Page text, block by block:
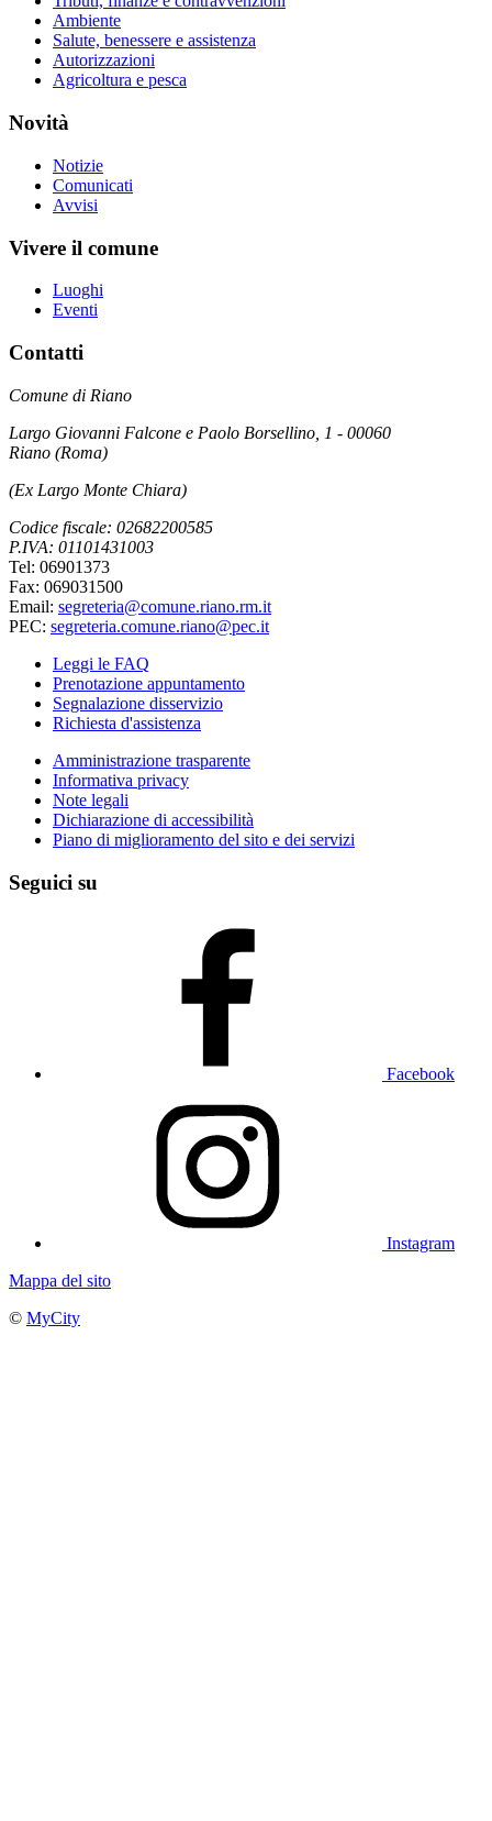
Ambiente
Salute, benessere e assistenza
Autorizzazioni
Agricoltura e pesca
Novità
Notizie
Comunicati
Avvisi
Vivere il comune
Luoghi
Eventi
Contatti
Comune di Riano
Largo Giovanni Falcone e Paolo Borsellino, 1 - 00060
Riano (Roma)
(Ex Largo Monte Chiara)
Codice fiscale: 02682200585
P.IVA: 01101431003
Tel: 06901373
Fax: 069031500
Email: segreteria@comune.riano.rm.it
PEC: segreteria.comune.riano@pec.it
Leggi le FAQ
Prenotazione appuntamento
Segnalazione disservizio
Richiesta d'assistenza
Amministrazione trasparente
Informativa privacy
Note legali
Dichiarazione di accessibilità
Piano di miglioramento del sito e dei servizi
Seguici su
Facebook
Instagram
Mappa del sito
© MyCity